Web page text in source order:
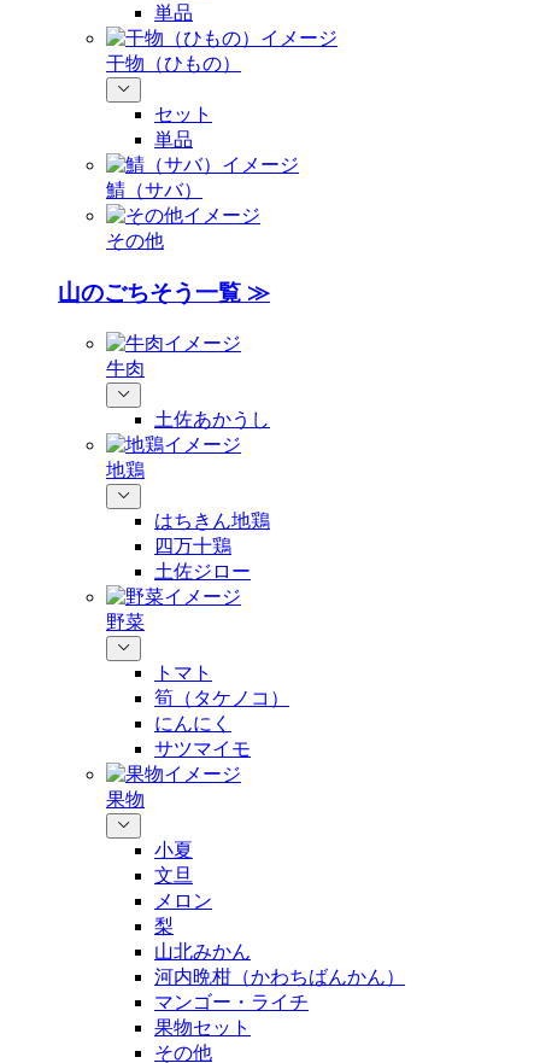
単品
干物（ひもの）
セット
単品
鯖（サバ）
その他
山のごちそう一覧 ≫
牛肉
土佐あかうし
地鶏
はちきん地鶏
四万十鶏
土佐ジロー
野菜
トマト
筍（タケノコ）
にんにく
サツマイモ
果物
小夏
文旦
メロン
梨
山北みかん
河内晩柑（かわちばんかん）
マンゴー・ライチ
果物セット
その他